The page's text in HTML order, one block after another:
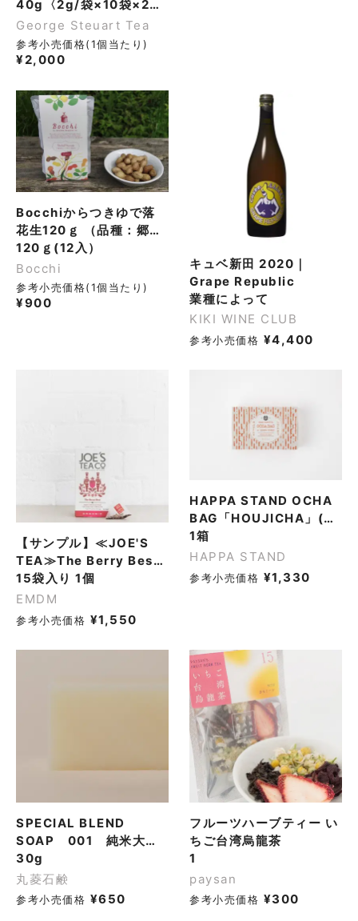
グ（ジョージスチュアー
トティ）
40g〈2g/袋×10袋×2〉（12缶セット）
George Steuart Tea
参考小売価格(1個当たり)
¥2,000
Bocchiからつきゆで落
花生120ｇ （品種：郷の
香 ～農薬・化学肥料 不使
用栽培～）
120ｇ(12入）
Bocchi
参考小売価格(1個当たり)
¥900
キュベ新田 2020｜
Grape Republic
業種によって
KIKI WINE CLUB
参考小売価格 ¥4,400
【サンプル】≪JOE'S
TEA≫The Berry Best
ベリーベスト オーガニッ
クハーブティー ノンカフ
ェイン 15袋入り1個
15袋入り 1個
EMDM
参考小売価格 ¥1,550
HAPPA STAND OCHA
BAG「HOUJICHA」(ほ
うじ茶ティーバッグ 6袋
/ 箱)
1箱
HAPPA STAND
参考小売価格 ¥1,330
SPECIAL BLEND
SOAP 001 純米大吟
醸石鹸
30g
丸菱石鹸
参考小売価格 ¥650
フルーツハーブティー い
ちご台湾烏龍茶
1
paysan
参考小売価格 ¥300